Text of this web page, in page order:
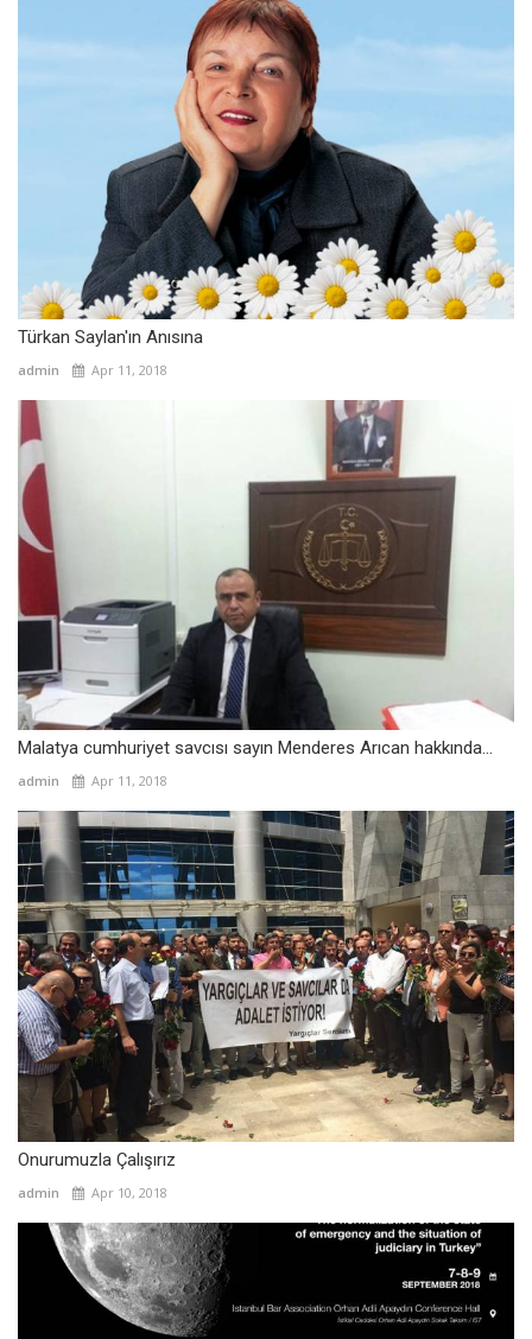
Türkan Saylan'ın Anısına
admin Apr 11, 2018
Malatya cumhuriyet savcısı sayın Menderes Arıcan hakkında...
admin Apr 11, 2018
Onurumuzla Çalışırız
admin Apr 10, 2018